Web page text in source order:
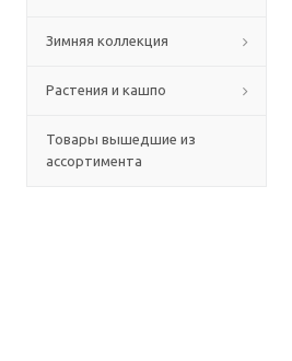
Зимняя коллекция
Растения и кашпо
Товары вышедшие из
ассортимента